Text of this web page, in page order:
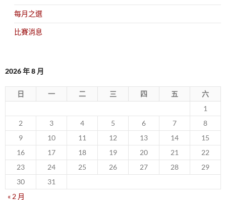
每月之選
比賽消息
2026 年 8 月
日 一 二 三 四 五
六
1
2
3 4 5 6 7
8
9
10 11 12 13 14
15
16
17 18 19 20 21
22
23
24 25 26 27 28
29
30
31
« 2 月